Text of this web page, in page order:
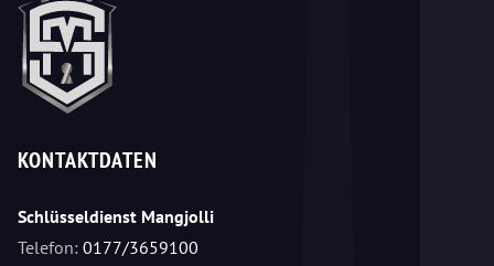
KONTAKTDATEN
Schlüsseldienst Mangjolli
Telefon: 0177/3659100